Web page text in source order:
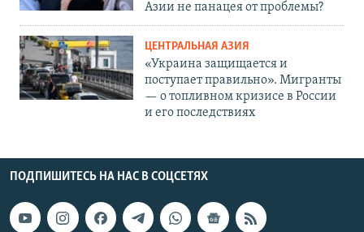
Азии не панацея от проблемы?
ЦЕНТРАЛЬНАЯ АЗИЯ
«Украина защищается и
поступает правильно». Мигранты
— о топливном кризисе в России
и его последствиях
ПОДПИШИТЕСЬ НА НАС В СОЦСЕТЯХ